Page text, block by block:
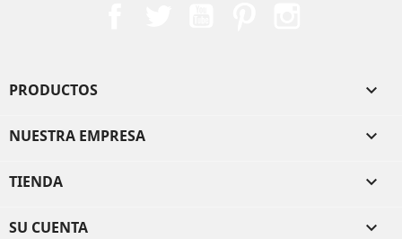
PRODUCTOS 
NUESTRA EMPRESA 
TIENDA 
SU CUENTA 